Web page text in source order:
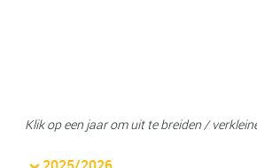
Klik op een jaar om uit te breiden /